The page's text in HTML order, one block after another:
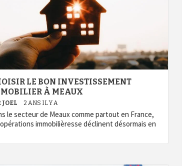
LE BON INVESTISSEMENT
À MEAUX
JOEL 2 ANS IL Y A
le secteur de Meaux comme partout en France,
immobilièresse déclinent désormais en